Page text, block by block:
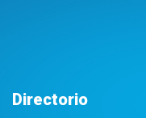
Directorio